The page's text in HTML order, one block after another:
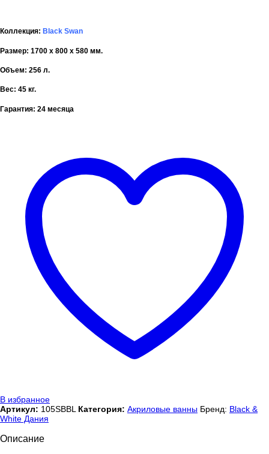
Коллекция: Black Swan
Размер: 1700 x 800 x 580 мм.
Объем: 256 л.
Вес: 45 кг.
Гарантия: 24 месяца
В избранное
Артикул: 105SBBL Категория: Акриловые ванны Бренд: Black &
White Дания
Описание